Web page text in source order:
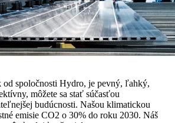
spoločnosti Hydro, je pevný, ľahký,
môžete sa stať súčasťou
budúcnosti. Našou klimatickou
emisie CO2 o 30% do roku 2030. Náš